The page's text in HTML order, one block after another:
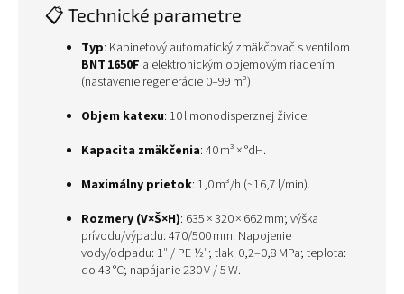
📋 Technické parametre
Typ: Kabinetový automatický zmäkčovač s ventilom
BNT 1650F a elektronickým objemovým riadením
(nastavenie regenerácie 0–99 m³).
Objem katexu: 10 l monodisperznej živice.
Kapacita zmäkčenia: 40 m³ × °dH.
Maximálny prietok: 1,0 m³/h (~16,7 l/min).
Rozmery (V×Š×H): 635 × 320 × 662 mm; výška
prívodu/výpadu: 470/500 mm. Napojenie
vody/odpadu: 1″ / PE ½″; tlak: 0,2–0,8 MPa; teplota:
do 43 °C; napájanie 230 V / 5 W.